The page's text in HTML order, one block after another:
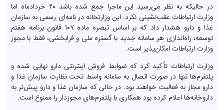
در حالیکه به نظر می‌رسید این ماجرا جمع شده باشد ۲۰ خردادماه اما
وزارت ارتباطات عقب‌نشینی نکرد. این وزارتخانه در نامه‌ای رسمی به سازمان
غذا و دارو هشدار داد که بر اساس تبصره ماده ۱۰۷ قانون برنامه هفتم
توسعه، راه‌اندازی هر سامانه جدید با گستره ملی و فرابخشی، فقط با مجوز
وزارت ارتباطات امکان‌پذیر است.
وزارت ارتباطات تأکید کرد که ضوابط فروش اینترنتی دارو نهایی شده و
پلتفرم‌ها تنها در صورت اتصال به سامانه واسط تحت نظارت سازمان غذا و
دارو مجاز به فعالیت خواهند بود. در حالی که سازمان غذا و دارو پیش‌تر به
داروخانه‌ها اعلام کرده بود همکاری با پلتفرم‌های مجوزدار را ممنوع است.